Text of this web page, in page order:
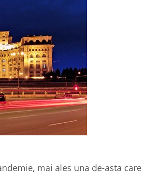
mai ales una de-asta care